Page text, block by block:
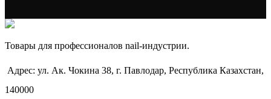
Товары для профессионалов nail-индустрии.
Адрес: ул. Ак. Чокина 38, г. Павлодар, Республика Казахстан,
140000